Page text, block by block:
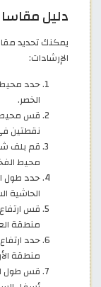
دليل
يمكنك تحديد
الإرشادات:
حدد محيط
الخصر.
قس محيط
نقطتين
قم بلف
محيط
حدد طول
الحاشية
قس
منطقة
حدد
منطقة
قس طول